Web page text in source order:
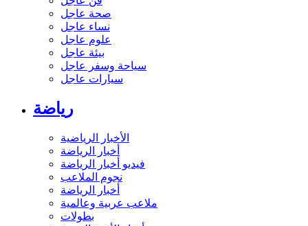
صحة عاجل
نساء عاجل
علوم عاجل
بيئة عاجل
سياحة وسفر عاجل
سيارات عاجل
رياضة
الأخبار الرياضية
أخبار الرياضة
فيديو أخبار الرياضة
نجوم الملاعب
أخبار الرياضة
ملاعب عربية وعالمية
بطولات